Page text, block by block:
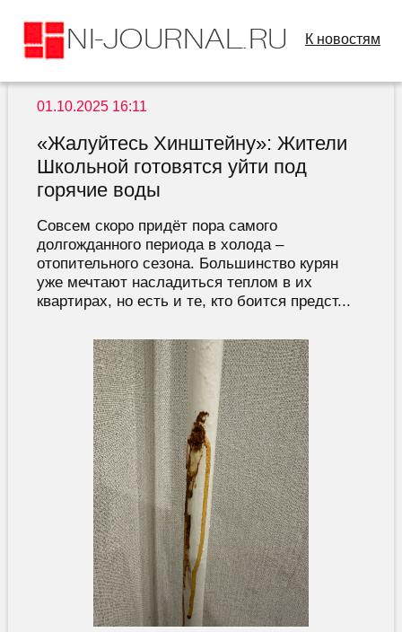
К новостям
01.10.2025 16:11
«Жалуйтесь Хинштейну»: Жители
Школьной готовятся уйти под
горячие воды
Совсем скоро придёт пора самого
долгожданного периода в холода –
отопительного сезона. Большинство курян
уже мечтают насладиться теплом в их
квартирах, но есть и те, кто боится предст...